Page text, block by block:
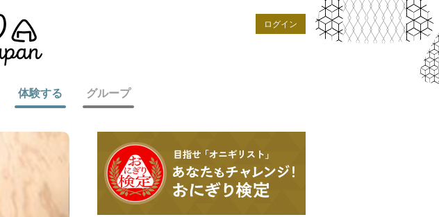
ログイン
体験する グループ